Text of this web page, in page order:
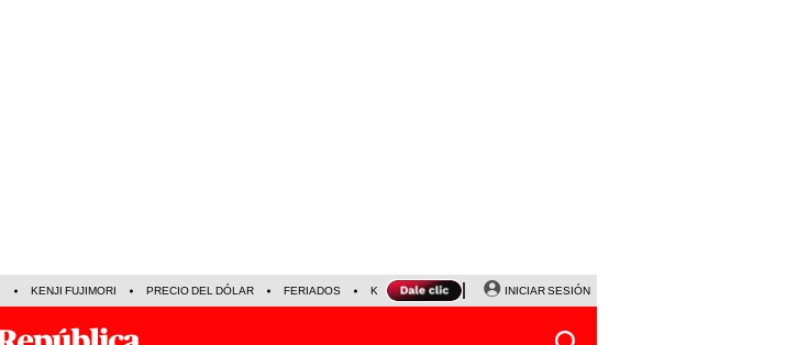
KENJI FUJIMORI PRECIO DEL DÓLAR FERIADOS KEIKO FUJIMORI NALDY SALDAÑA
INICIAR SESIÓN